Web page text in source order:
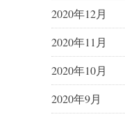
2020年12月
2020年11月
2020年10月
2020年9月